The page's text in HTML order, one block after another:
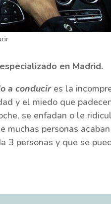
en Madrid.
a conducires la
y el miedo que
se enfadan o le
muchas personas
3 personas y que se